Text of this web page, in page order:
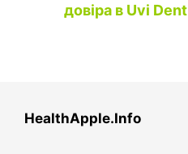
довіра в Uvi Dent
HealthApple.Info